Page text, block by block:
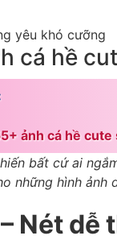
yêu khó cưỡng
cá hề
ảnh cá hề
bất cứ ai
những hình
Nét